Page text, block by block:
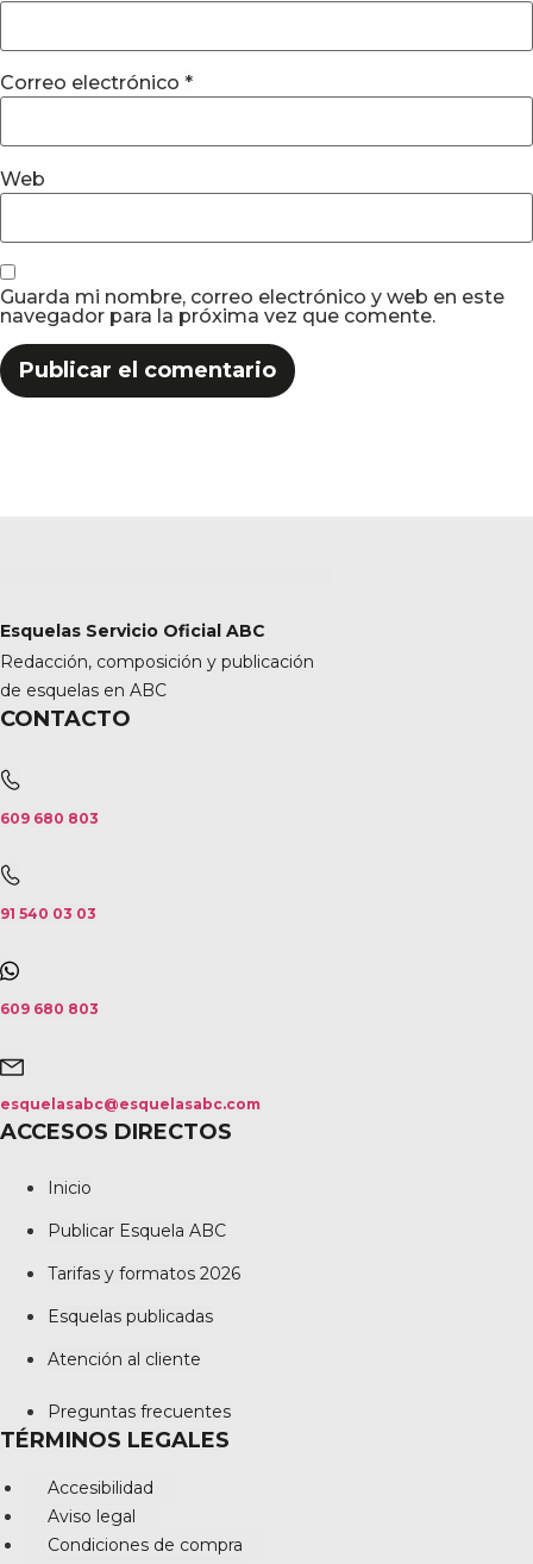
Correo electrónico *
Web
Guarda mi nombre, correo electrónico y web en este
navegador para la próxima vez que comente.
Esquelas Servicio Oficial ABC
Redacción, composición y publicación
de esquelas en ABC
CONTACTO
609 680 803
91 540 03 03
609 680 803
esquelasabc@esquelasabc.com
ACCESOS DIRECTOS
Inicio
Publicar Esquela ABC
Tarifas y formatos 2026
Esquelas publicadas
Atención al cliente
Preguntas frecuentes
TÉRMINOS LEGALES
Accesibilidad
Aviso legal
Condiciones de compra